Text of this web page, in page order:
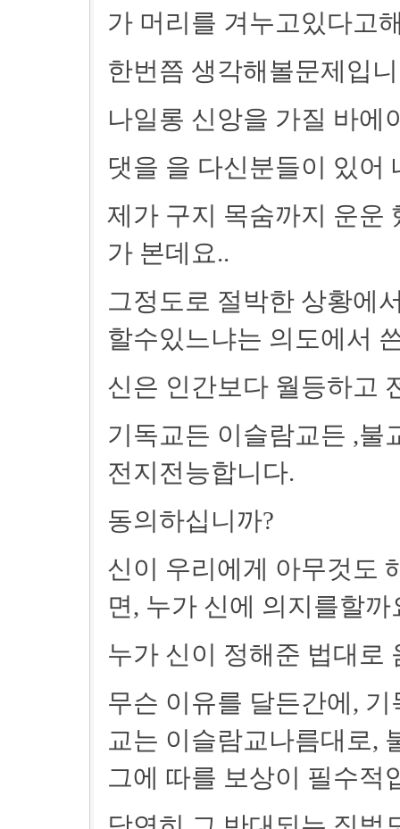
가 머리를 겨누고있다고
한번쯤 생각해볼문제입
나일롱 신앙을 가질 바
댓을 을 다신분들이 있어
제가 구지 목숨까지 운운
가 본데요..
그정도로 절박한 상황에
할수있느냐는 의도에서
신은 인간보다 월등하고
기독교든 이슬람교든 ,
전지전능합니다.
동의하십니까?
신이 우리에게 아무것도
면, 누가 신에 의지를할까
누가 신이 정해준 법대로
무슨 이유를 달든간에,
교는 이슬람교나름대로,
그에 따를 보상이 필수적